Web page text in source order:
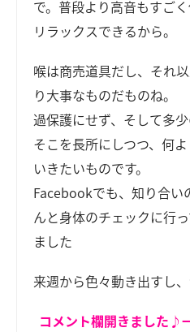
で。普段より高音もすご
リラックスできるから。
喉は商売道具だし、それ
り大事なものだものね。
過保護にせず、そして多
そこを長所にしつつ、何
いきたいものです。
Facebookでも、知り合い
んと身体のチェックに行
ました
来週から色々動き出すし
コメント欄開きました♪